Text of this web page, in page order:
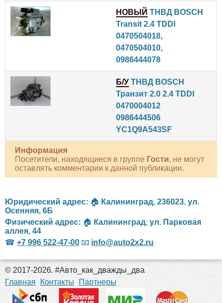
НОВЫЙ ТНВД BOSCH
Transit 2.4 TDDI
0470504018,
0470504010,
0986444078
Б/У ТНВД BOSCH
Транзит 2.0 2.4 TDDI
0470004012
0986444506
YC1Q9A543SF
Информация
Посетители, находящиеся в группе Гости, не могут
оставлять комментарии к данной публикации.
Юридический адрес: 🏠 Калининград, 236023, ул.
Осенняя, 6Б
Физический адрес: 🏠 Калининград, ул. Парковая
аллея, 44
☎ +7 996 522-47-00 📧 info@auto2x2.ru
© 2017-2026. #Авто_как_дважды_два
Главная
Контакты Партнеры